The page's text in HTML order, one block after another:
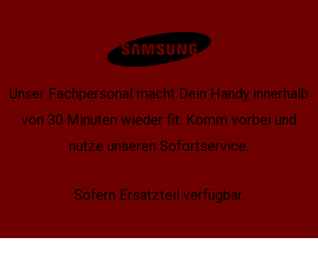
Unser Fachpersonal macht Dein Handy innerhalb
von 30 Minuten wieder fit. Komm vorbei und
nutze unseren Sofortservice.
Sofern Ersatzteil verfügbar.